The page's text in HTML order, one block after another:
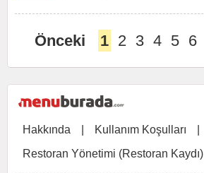
Önceki 1 2 3 4 5 6
Hakkında Kullanım Koşulları
Restoran Yönetimi (Restoran Kaydı)